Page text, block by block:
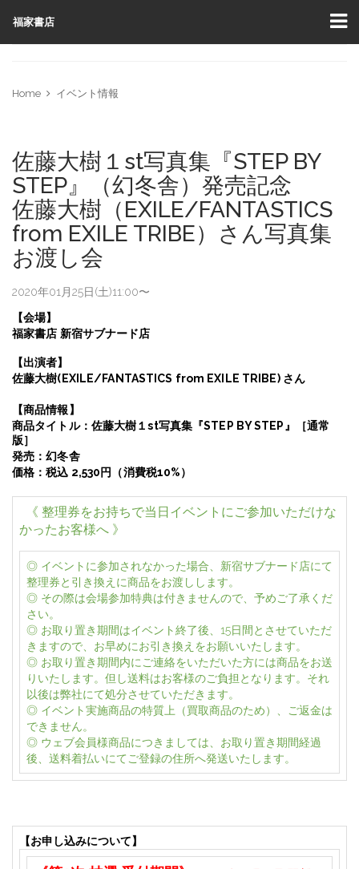
福家書店
Home イベント情報
佐藤大樹１st写真集『STEP BY
STEP』（幻冬舎）発売記念
佐藤大樹（EXILE/FANTASTICS
from EXILE TRIBE）さん写真集
お渡し会
2020年01月25日(土)11:00〜
【会場】
福家書店 新宿サブナード店
【出演者】
佐藤大樹(EXILE/FANTASTICS from EXILE TRIBE) さん
【商品情報】
商品タイトル： 佐藤大樹１st写真集『STEP BY STEP』［通常
版］
発売：幻冬舎
価格：税込 2,530 円（消費税10%）
《 整理券をお持ちで当日イベントにご参加いただけな
かったお客様へ 》
◎ イベントに参加されなかった場合、新宿サブナード店にて
整理券と引き換えに商品をお渡しします。
◎ その際は会場参加特典は付きませんので、予めご了承くだ
さい。
◎ お取り置き期間はイベント終了後、15日間とさせていただ
きますので、お早めにお引き換えをお願いいたします。
◎ お取り置き期間内にご連絡をいただいた方には商品をお送
りいたします。但し送料はお客様のご負担となります。それ
以後は弊社にて処分させていただきます。
◎ イベント実施商品の特質上（買取商品のため）、ご返金は
できません。
◎ ウェブ会員様商品につきましては、お取り置き期間経過
後、送料着払いにてご登録の住所へ発送いたします。
【お申し込みについて】